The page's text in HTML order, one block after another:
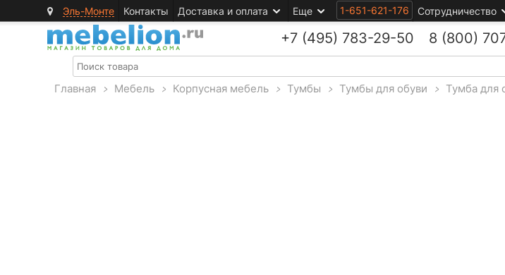
Эль-Монте Контакты Доставка и оплата Еще 1-651-621-176 Сотрудничество
+7 (495) 783-29-50 8 (800)
Главная > Мебель > Корпусная мебель > Тумбы > Тумбы для обуви > Тумба для